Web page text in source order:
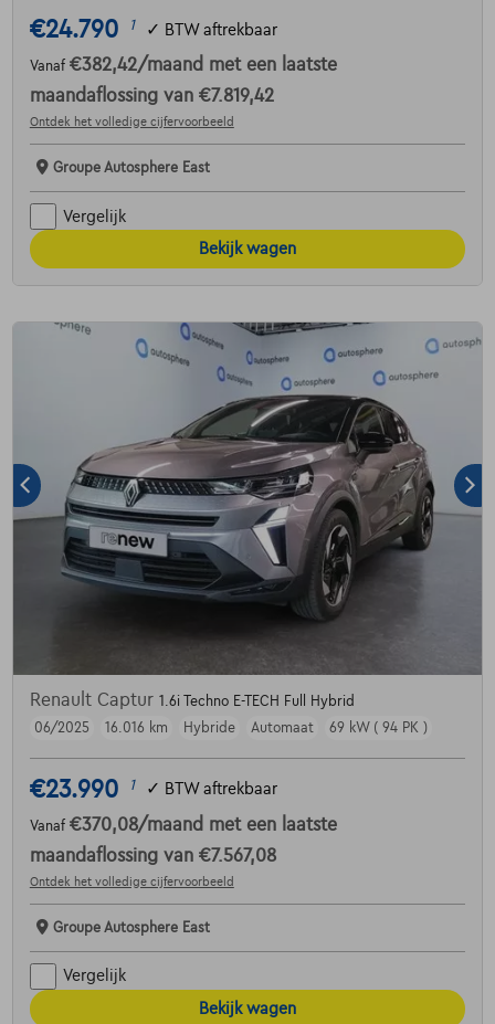
€24.790 1 ✓ BTW aftrekbaar
Vanaf €382,42/maand met een laatste
maandaflossing van €7.819,42
Ontdek het volledige cijfervoorbeeld
Groupe Autosphere East
Vergelijk
Bekijk wagen
Renault Captur 1.6i Techno E-TECH Full Hybrid
06/2025
16.016 km Hybride Automaat 69 kW ( 94 PK )
€23.990 1 ✓ BTW aftrekbaar
Vanaf €370,08/maand met een laatste
maandaflossing van €7.567,08
Ontdek het volledige cijfervoorbeeld
Groupe Autosphere East
Vergelijk
Bekijk wagen